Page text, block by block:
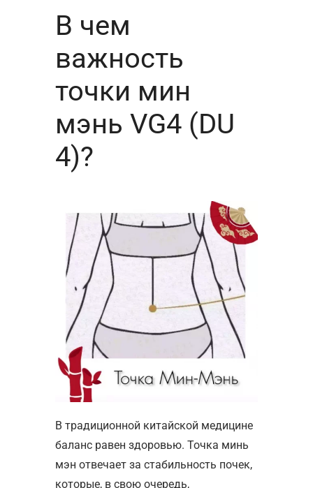
В чем
важность
точки мин
мэнь VG4 (DU
4)?
В традиционной китайской медицине
баланс равен здоровью. Точка минь
мэн отвечает за стабильность почек,
которые, в свою очередь,